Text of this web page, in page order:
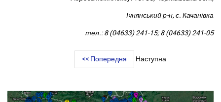
Ічнянський р-н, с. Качанівка
тел.: 8 (04633) 241-15; 8 (04633) 241-05
<< Попередня Наступна